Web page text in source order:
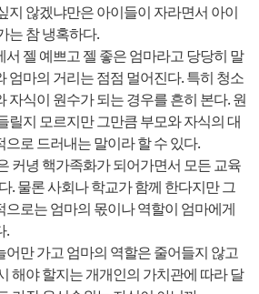
지 않겠냐만은 아이들이 자라면서 아이
는 참 냉혹하다.
젤 예쁘고 젤 좋은 엄마라고 당당히 말
엄마의 거리는 점점 멀어진다. 특히 청소
자식이 원수가 되는 경우를 흔히 본다. 원
릴지 모르지만 그만큼 부모와 자식의 대
로 드러내는 말이라 할 수 있다.
커녕 핵가족화가 되어가면서 모든 교육
. 물론 사회나 학교가 함께 한다지만 그
로는 엄마의 몫이나 역할이 엄마에게
.
만 가고 엄마의 역할은 줄어들지 않고
해야 할지는 개개인의 가치관에 따라 달